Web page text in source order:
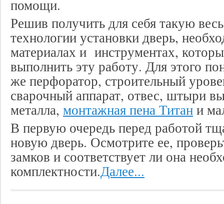
помощи.
Решив получить для себя такую
технологии установки дверь,
материалах и инструментах,
выполнить эту работу. Для этого
же перфоратор, строительный
сварочный аппарат, отвес, штыри
металла, монтажная пена Титани
В первую очередь перед работой
новую дверь. Осмотрите ее,
замков и соответствует ли она
комплектности.Далее...